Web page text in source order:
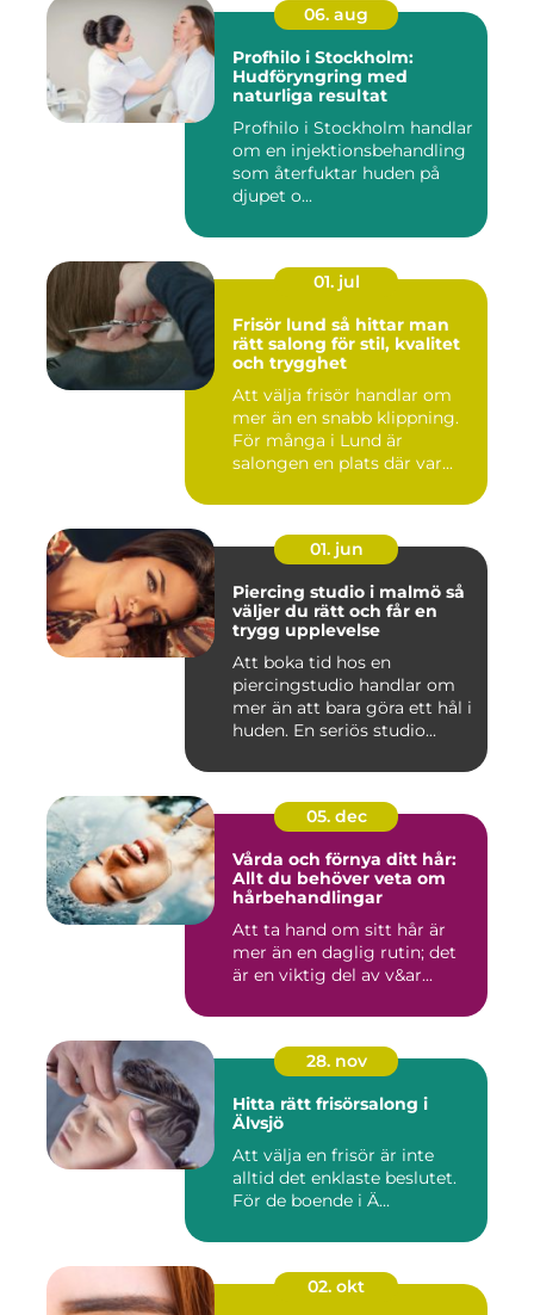
06. aug
Profhilo i Stockholm:
Hudföryngring med
naturliga resultat
Profhilo i Stockholm handlar
om en injektionsbehandling
som återfuktar huden på
djupet o...
01. jul
Frisör lund så hittar man
rätt salong för stil, kvalitet
och trygghet
Att välja frisör handlar om
mer än en snabb klippning.
För många i Lund är
salongen en plats där var...
01. jun
Piercing studio i malmö så
väljer du rätt och får en
trygg upplevelse
Att boka tid hos en
piercingstudio handlar om
mer än att bara göra ett hål i
huden. En seriös studio...
05. dec
Vårda och förnya ditt hår:
Allt du behöver veta om
hårbehandlingar
Att ta hand om sitt hår är
mer än en daglig rutin; det
är en viktig del av v&ar...
28. nov
Hitta rätt frisörsalong i
Älvsjö
Att välja en frisör är inte
alltid det enklaste beslutet.
För de boende i Ä...
02. okt